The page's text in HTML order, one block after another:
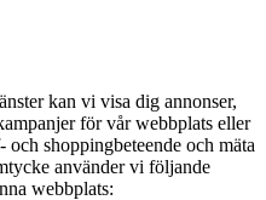
kan vi visa dig annonser,
för vår webbplats eller
och shoppingbeteende och mäta
använder vi följande
webbplats: